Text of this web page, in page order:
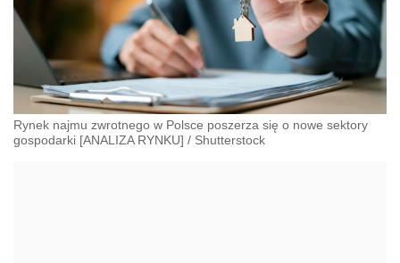
Rynek najmu zwrotnego w Polsce poszerza się o nowe sektory
gospodarki [ANALIZA RYNKU] / Shutterstock